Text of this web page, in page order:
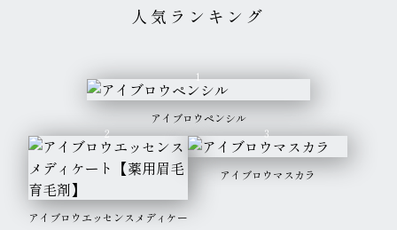
人気ランキング
アイブロウペンシル
アイブロウエッセンス メディケー
アイブロウマスカラ